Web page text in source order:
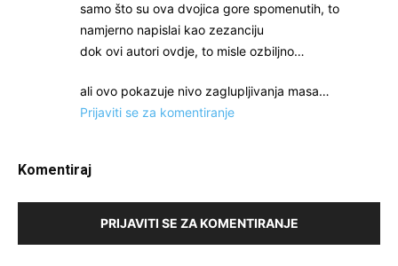
samo što su ova dvojica gore spomenutih, to
namjerno napislai kao zezanciju
dok ovi autori ovdje, to misle ozbiljno…
ali ovo pokazuje nivo zaglupljivanja masa…
Prijaviti se za komentiranje
Komentiraj
PRIJAVITI SE ZA KOMENTIRANJE